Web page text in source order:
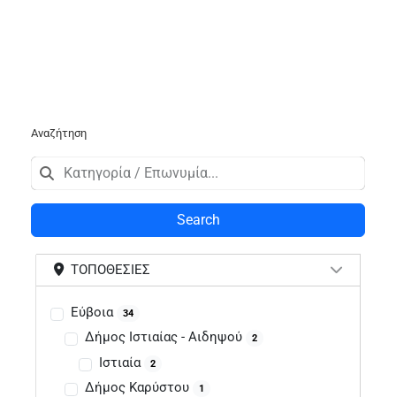
Αναζήτηση
Search
ΤΟΠΟΘΕΣΊΕΣ
Εύβοια 34
Δήμος Ιστιαίας - Αιδηψού 2
Ιστιαία 2
Δήμος Καρύστου 1